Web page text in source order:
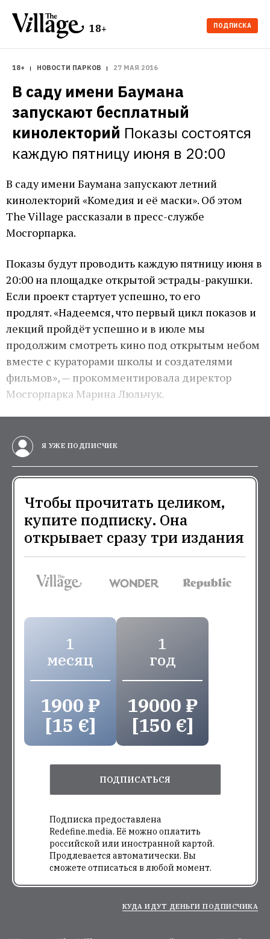
18+ ПОДПИСКА
18+ НОВОСТИ ПАРКОВ 27 МАЯ 2016
В саду имени Баумана
запускают бесплатный
кинолекторий Показы состоятся
каждую пятницу июня в 20:00
В саду имени Баумана запускают летний
кинолекторий «Комедия и её маски». Об этом
The Village рассказали в пресс-службе
Мосгорпарка.
Показы будут проводить каждую пятницу июня в
20:00 на площадке открытой эстрады-ракушки.
Если проект стартует успешно, то его
продлят. «Надеемся, что первый цикл показов и
лекций пройдёт успешно и в июле мы
продолжим смотреть кино под открытым небом
вместе с кураторами школы и создателями
фильмов», — прокомментировала директор
Мосгорпарка Марина Люльчук.
Я УЖЕ ПОДПИСЧИК
Чтобы прочитать целиком,
купите подписку. Она
открывает сразу три издания
1
месяц
1900 ₽
[15 €]
1
год
19000 ₽
[150 €]
ПОДПИСАТЬСЯ
Подписка предоставлена
Redefine.media. Её можно оплатить
российской или иностранной картой.
Продлевается автоматически. Вы
сможете отписаться в любой момент.
КУДА ИДУТ ДЕНЬГИ ПОДПИСЧИКА